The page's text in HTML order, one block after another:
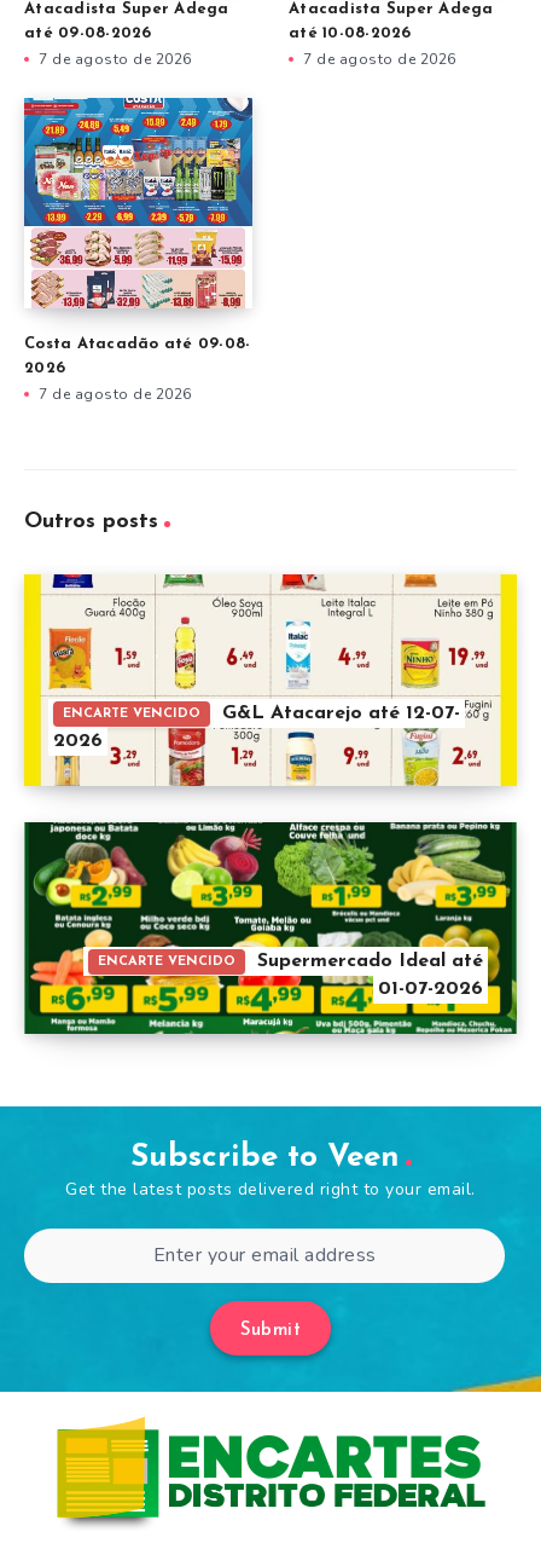
Atacadista Super Adega
até 09-08-2026
7 de agosto de 2026
Atacadista Super Adega
até 10-08-2026
7 de agosto de 2026
Costa Atacadão até 09-08-
2026
7 de agosto de 2026
Outros posts
ENCARTE VENCIDO
G&L Atacarejo até 12-07-
2026
ENCARTE VENCIDO
Supermercado Ideal até
01-07-2026
Subscribe to Veen
Get the latest posts delivered right to your email.
Submit